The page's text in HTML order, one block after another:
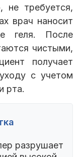
не требуется,
врач наносит
геля. После
чистыми,
получает
с учетом
рта.
разрушает